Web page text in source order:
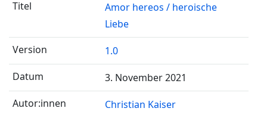
Amor hereos / heroische
Liebe
1.0
3. November 2021
Christian Kaiser